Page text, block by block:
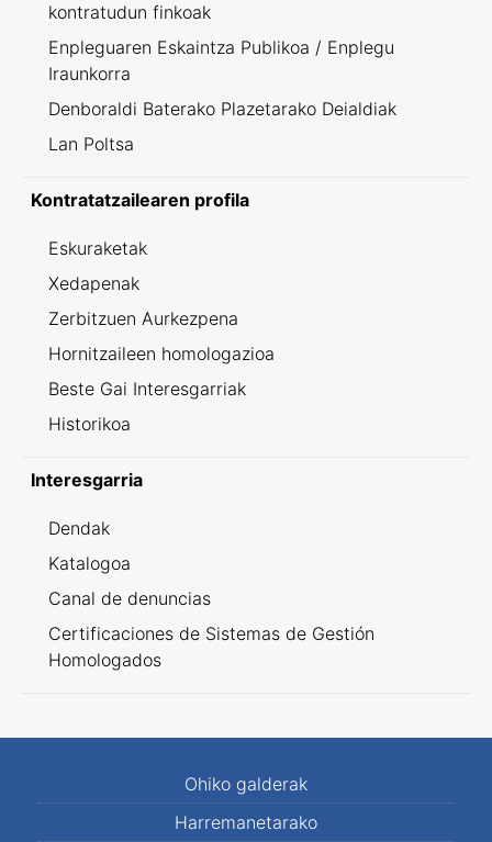
kontratudun finkoak
Enpleguaren Eskaintza Publikoa / Enplegu
Iraunkorra
Denboraldi Baterako Plazetarako Deialdiak
Lan Poltsa
Kontratatzailearen profila
Eskuraketak
Xedapenak
Zerbitzuen Aurkezpena
Hornitzaileen homologazioa
Beste Gai Interesgarriak
Historikoa
Interesgarria
Dendak
Katalogoa
Canal de denuncias
Certificaciones de Sistemas de Gestión
Homologados
Ohiko galderak
Harremanetarako